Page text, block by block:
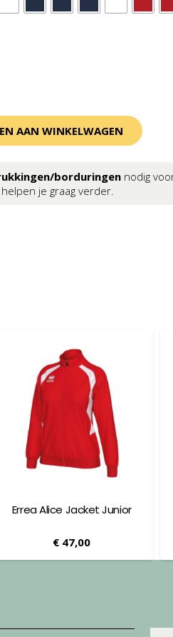
AAN WINKELWAGEN
borduringennodig
je graag verder.
Errea Alice Jacket Junior
€ 47,00